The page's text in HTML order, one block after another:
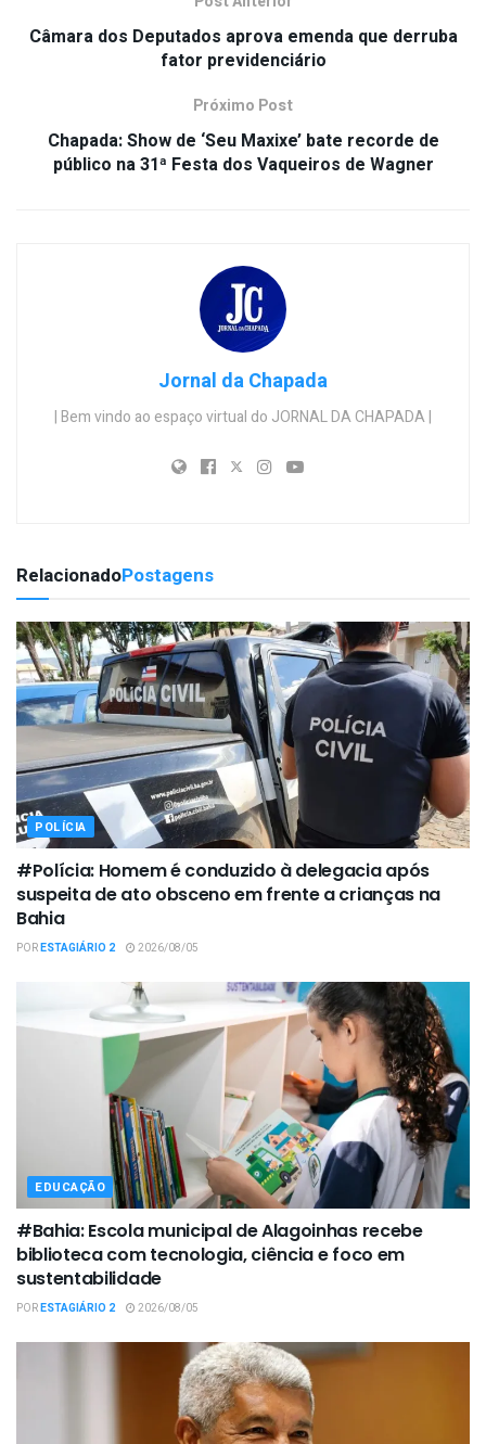
Câmara dos Deputados aprova emenda que derruba
fator previdenciário
Próximo Post
Chapada: Show de ‘Seu Maxixe’ bate recorde de
público na 31ª Festa dos Vaqueiros de Wagner
Jornal da Chapada
| Bem vindo ao espaço virtual do JORNAL DA CHAPADA |
RelacionadoPostagens
POLÍCIA
#Polícia: Homem é conduzido à delegacia após
suspeita de ato obsceno em frente a crianças na
Bahia
PORESTAGIÁRIO 2 2026/08/05
EDUCAÇÃO
#Bahia: Escola municipal de Alagoinhas recebe
biblioteca com tecnologia, ciência e foco em
sustentabilidade
PORESTAGIÁRIO 2 2026/08/05